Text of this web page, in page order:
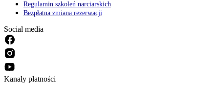
Regulamin szkoleń narciarskich
Bezpłatna zmiana rezerwacji
Social media
Kanały płatności